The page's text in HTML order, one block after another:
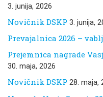
3. junija, 2026
Novičnik DSKP 3. junija,
Prevajalnica 2026 –
Prejemnica nagrade
30. maja, 2026
Novičnik DSKP 28. maja,